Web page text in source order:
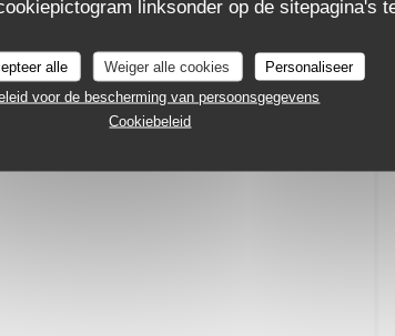
linksonder op de sitepagina's
alle Weiger alle cookies
Personaliseer
voor de bescherming van persoonsgegevens
Cookiebeleid